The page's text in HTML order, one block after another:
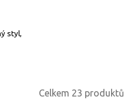
styl,
Celkem 23 produktů